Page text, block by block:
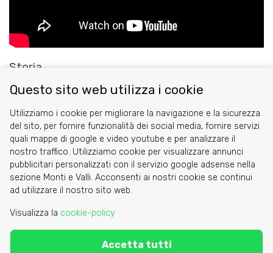
Storia
Il rifugio è di proprietà del CAI di Torino, che l'ha
inaugurato nel 1934
. Il rifugio è stato ampliato nel 1987.
Cookie
Privacy Policy
Area riservata
Questo sito web utilizza i cookie
Utilizziamo i cookie per migliorare la navigazione e la sicurezza
del sito, per fornire funzionalità dei social media, fornire servizi
quali mappe di google e video youtube e per analizzare il
nostro traffico. Utilizziamo cookie per visualizzare annunci
pubblicitari personalizzati con il servizio google adsense nella
sezione Monti e Valli. Acconsenti ai nostri cookie se continui
ad utilizzare il nostro sito web.
Visualizza la cookie-policy
Accetta tutti